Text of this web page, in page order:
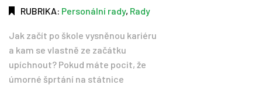
RUBRIKA: Personální rady, Rady
Jak začít po škole vysněnou kariéru
a kam se vlastně ze začátku
upíchnout? Pokud máte pocit, že
úmorné šprtání na státnice